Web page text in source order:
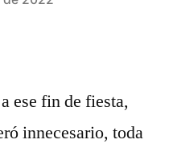
ese fin de fiesta,
innecesario, toda